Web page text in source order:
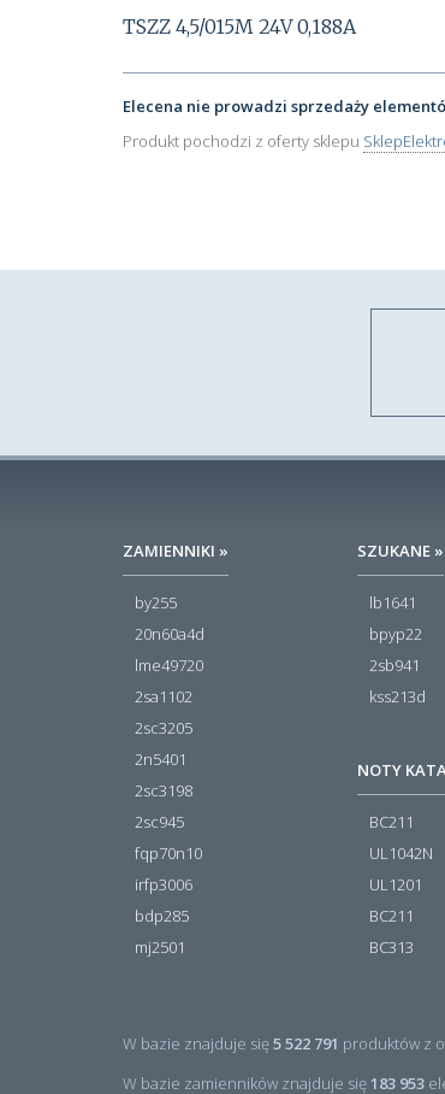
TSZZ 4,5/015M 24V 0,188A
Elecena nie prowadzi sprzedaży
Produkt pochodzi z oferty sklepu
ZAMIENNIKI »
by255
20n60a4d
lme49720
2sa1102
2sc3205
2n5401
2sc3198
2sc945
fqp70n10
irfp3006
bdp285
mj2501
SZUKANE »
lb1641
bpyp22
2sb941
kss213d
NOTY
BC211
UL1042N
UL1201
BC211
BC313
W bazie znajduje się5 522 791 produktów z
W bazie zamienników znajduje się 183 953